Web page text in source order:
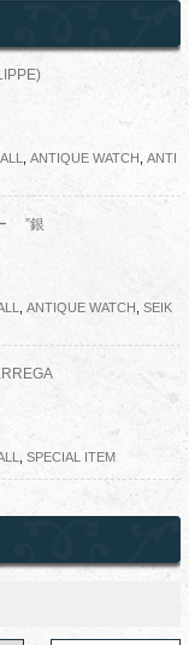
ALL, ANTIQUE WATCH , ANTI
”銀
ANTIQUE WATCH SEIK
SPECIAL ITEM